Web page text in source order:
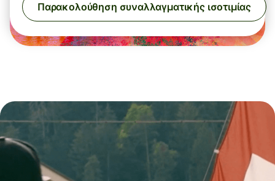
Παρακολούθηση συναλλαγματικής ισοτιμίας